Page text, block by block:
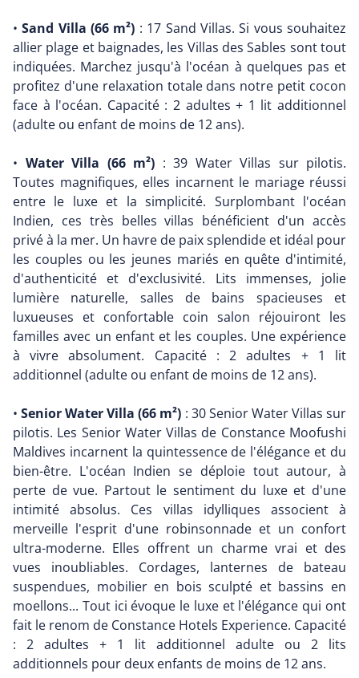
•Sand Villa (66 m²) : 17 Sand Villas. Si vous souhaitez
allier plage et baignades, les Villas des Sables sont tout
indiquées. Marchez jusqu'à l'océan à quelques pas et
profitez d'une relaxation totale dans notre petit cocon
face à l'océan. Capacité : 2 adultes + 1 lit additionnel
(adulte ou enfant de moins de 12 ans).
• Water Villa (66 m²) : 39 Water Villas sur pilotis.
Toutes magnifiques, elles incarnent le mariage réussi
entre le luxe et la simplicité. Surplombant l'océan
Indien, ces très belles villas bénéficient d'un accès
privé à la mer. Un havre de paix splendide et idéal pour
les couples ou les jeunes mariés en quête d'intimité,
d'authenticité et d'exclusivité. Lits immenses, jolie
lumière naturelle, salles de bains spacieuses et
luxueuses et confortable coin salon réjouiront les
familles avec un enfant et les couples. Une expérience
à vivre absolument. Capacité : 2 adultes + 1 lit
additionnel (adulte ou enfant de moins de 12 ans).
•Senior Water Villa (66 m²) : 30 Senior Water Villas sur
pilotis. Les Senior Water Villas de Constance Moofushi
Maldives incarnent la quintessence de l'élégance et du
bien-être. L'océan Indien se déploie tout autour, à
perte de vue. Partout le sentiment du luxe et d'une
intimité absolus. Ces villas idylliques associent à
merveille l'esprit d'une robinsonnade et un confort
ultra-moderne. Elles offrent un charme vrai et des
vues inoubliables. Cordages, lanternes de bateau
suspendues, mobilier en bois sculpté et bassins en
moellons... Tout ici évoque le luxe et l'élégance qui ont
fait le renom de Constance Hotels Experience. Capacité
: 2 adultes + 1 lit additionnel adulte ou 2 lits
additionnels pour deux enfants de moins de 12 ans.